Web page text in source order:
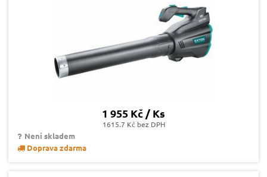
1 955 Kč / Ks
1615.7 Kč bez DPH
Není skladem
Doprava zdarma